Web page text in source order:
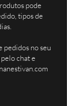
pode
tipos de
pedidos no seu
chat e